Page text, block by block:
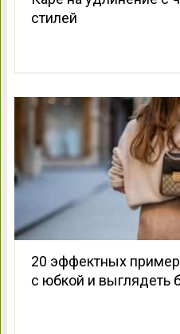
стилей
20 эффектных
с юбкой и выглядеть